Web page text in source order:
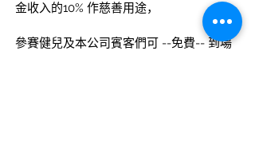
金收入的10% 作慈善用途，
參賽健兒及本公司賓客們可 --免費-- 到場